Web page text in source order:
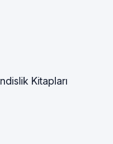
Kitapları